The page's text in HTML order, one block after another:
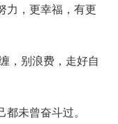
力，更幸福，有更
，别浪费，走好自
未曾奋斗过。